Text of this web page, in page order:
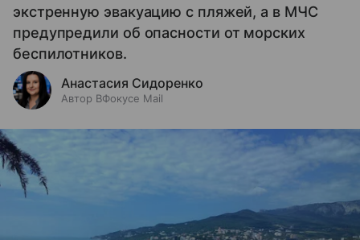
экстренную эвакуацию с пляжей, а в МЧС
предупредили об опасности от морских
беспилотников.
Анастасия Сидоренко
Автор ВФокусе Mail